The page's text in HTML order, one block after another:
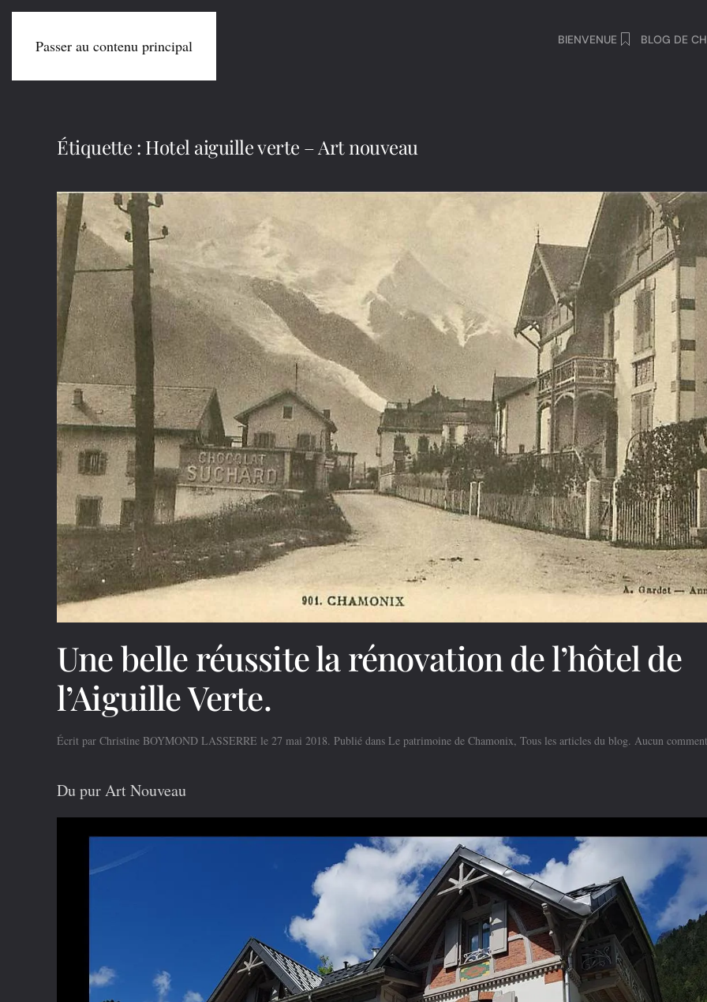
Passer au contenu principal BIENVENUE BLOG DE
Étiquette : Hotel aiguille verte – Art nouveau
Une belle réussite la rénovation de l’hôtel de
l’Aiguille Verte.
Écrit par Christine BOYMOND LASSERRE le 27 mai 2018. Publié dans Le patrimoine de Chamonix, Tous les articles du blog. Aucun
Du pur Art Nouveau